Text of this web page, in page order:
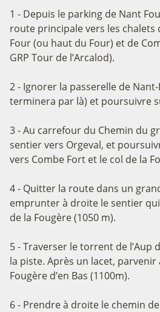
1 - Depuis le parking de Nant
route principale vers les chalets
Four (ou haut du Four) et de
GRP Tour de l’Arcalod).
2 - Ignorer la passerelle de
terminera par là) et poursuivre
3 - Au carrefour du Chemin du
sentier vers Orgeval, et
vers Combe Fort et le col de la
4 - Quitter la route dans un
emprunter à droite le sentier
de la Fougère (1050 m).
5 - Traverser le torrent de l’Aup
la piste. Après un lacet,
Fougère d’en Bas (1100m).
6 - Prendre à droite le chemin